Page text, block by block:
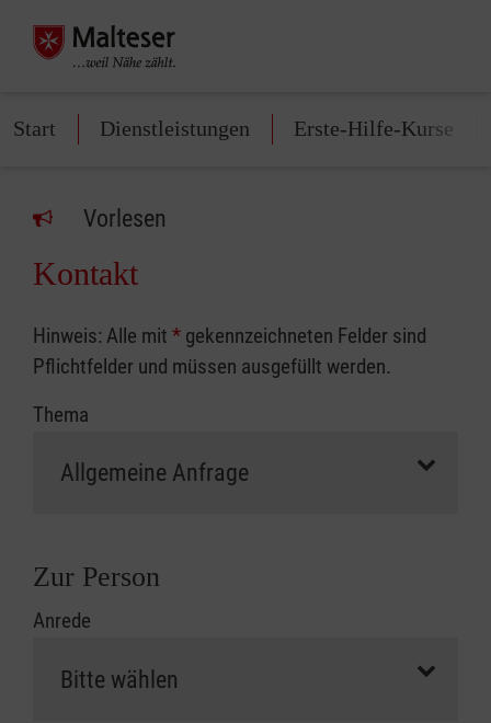
Start Dienstleistungen Erste-Hilfe-Kurse
Vorlesen
Kontakt
Hinweis: Alle mit * gekennzeichneten Felder sind
Pflichtfelder und müssen ausgefüllt werden.
Thema
Zur Person
Anrede